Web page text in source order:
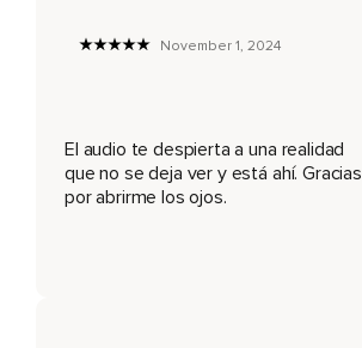
Sin la de nadie.
Es el mundo en el que vives,
November 1, 2024
El audio te despierta a una realidad
que no se deja ver y está ahí. Gracias
por abrirme los ojos.